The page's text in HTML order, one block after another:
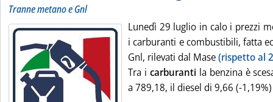
Tranne metano e Gnl
Lunedì 29 luglio in calo i prezzi
i carburanti e combustibili, fatta
Gnl, rilevati dal Mase(rispetto al
Tra i carburanti la benzina è
a 789,18, il diesel di 9,66 (-